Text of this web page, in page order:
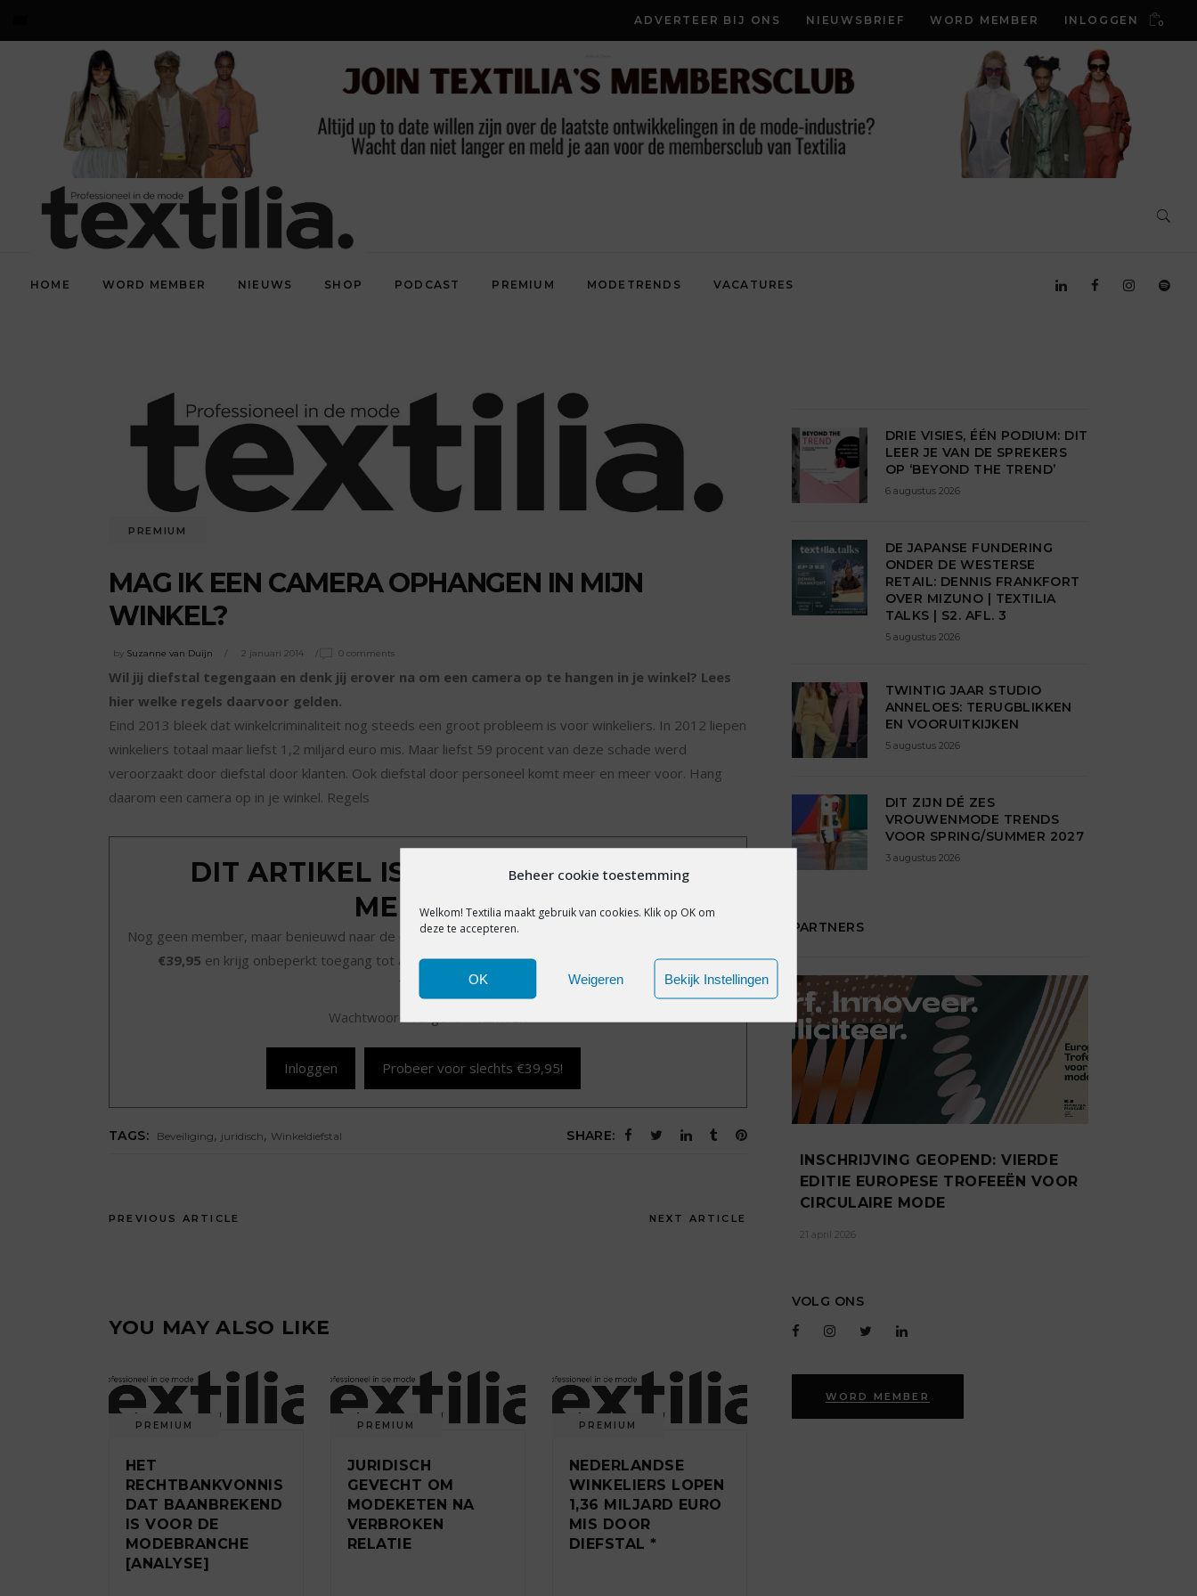
Beheer cookie toestemming
Welkom! Textilia maakt gebruik van cookies. Klik op OK om
deze te accepteren.
OK Weigeren Bekijk Instellingen
ADVERTEER BIJ ONS NIEUWSBRIEF WORD MEMBER INLOGGEN 0
HOME WORD MEMBER NIEUWS SHOP PODCAST PREMIUM MODETRENDS VACATURES
PREMIUM
MAG IK EEN CAMERA OPHANGEN IN MIJN
WINKEL?
by Suzanne van Duijn 2 januari 2014 0 comments
Wil jij diefstal tegengaan en denk jij erover na om een camera op te hangen in je winkel? Lees
hier welke regels daarvoor gelden.
Eind 2013 bleek dat winkelcriminaliteit nog steeds een groot probleem is voor winkeliers. In 2012 liepen
winkeliers totaal maar liefst 1,2 miljard euro mis. Maar liefst 59 procent van deze schade werd
veroorzaakt door diefstal door klanten. Ook diefstal door personeel komt meer en meer voor. Hang
daarom een camera op in je winkel. Regels
DIT ARTIKEL IS EXCLUSIEF VOOR
MEMBERS
Nog geen member, maar benieuwd naar de exclusieve content?
€39,95 en krijg onbeperkt toegang tot alle premium content en het volledige archief van
Textilia.nl.
Wachtwoord vergeten?
Inloggen Probeer voor slechts €39,95!
TAGS: Beveiliging, juridisch, Winkeldiefstal SHARE:
PREVIOUS ARTICLE NEXT ARTICLE
YOU MAY ALSO LIKE
PREMIUM
HET
RECHTBANKVONNIS
DAT BAANBREKEND
IS VOOR DE
MODEBRANCHE
[ANALYSE]
PREMIUM
JURIDISCH
GEVECHT OM
MODEKETEN NA
VERBROKEN
RELATIE
PREMIUM
NEDERLANDSE
WINKELIERS LOPEN
1,36 MILJARD EURO
MIS DOOR
DIEFSTAL *
DRIE VISIES, ÉÉN PODIUM: DIT
LEER JE VAN DE SPREKERS
OP ‘BEYOND THE TREND’
6 augustus 2026
DE JAPANSE FUNDERING
ONDER DE WESTERSE
RETAIL: DENNIS FRANKFORT
OVER MIZUNO | TEXTILIA
TALKS | S2. AFL. 3
5 augustus 2026
TWINTIG JAAR STUDIO
ANNELOES: TERUGBLIKKEN
EN VOORUITKIJKEN
5 augustus 2026
DIT ZIJN DÉ ZES
VROUWENMODE TRENDS
VOOR SPRING/SUMMER 2027
3 augustus 2026
PARTNERS
INSCHRIJVING GEOPEND: VIERDE
EDITIE EUROPESE TROFEEËN VOOR
CIRCULAIRE MODE
21 april 2026
VOLG ONS
WORD MEMBER